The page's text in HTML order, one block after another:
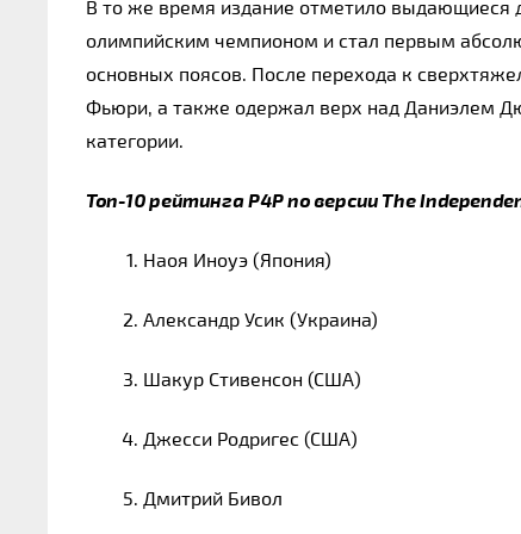
В то же время издание отметило выдающиеся
олимпийским чемпионом и стал первым
основных поясов. После перехода к
Фьюри, а также одержал верх над Даниэлем
категории.
Топ-10 рейтинга P4P по версии The
Наоя Иноуэ (Япония)
Александр Усик (Украина)
Шакур Стивенсон (США)
Джесси Родригес (США)
Дмитрий Бивол